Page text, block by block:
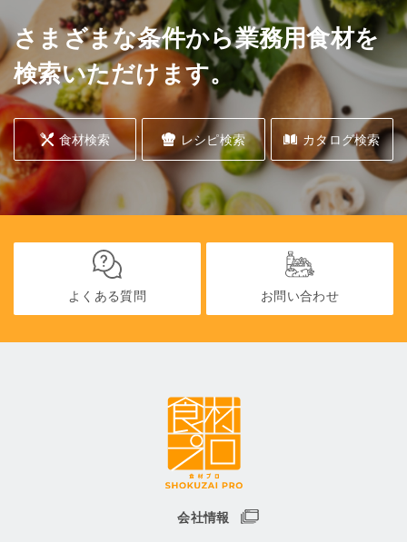
さまざまな条件から業務用食材を
検索いただけます。
食材検索 レシピ検索 カタログ検索
よくある質問 お問い合わせ
会社情報